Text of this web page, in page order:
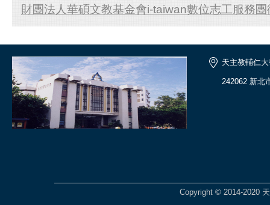
財團法人華碩文教基金會i-taiwan數位志工服務
天主教輔仁
242062 新北
Copyright © 2014-2020